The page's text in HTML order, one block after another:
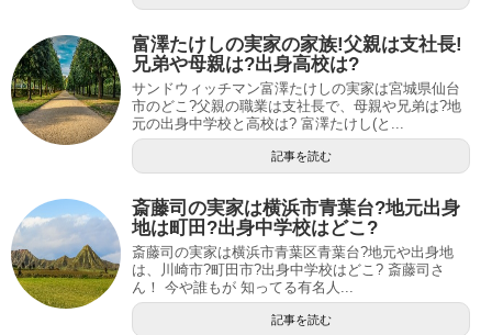
富澤たけしの実家の家族!父親は支社長!
兄弟や母親は?出身高校は?
サンドウィッチマン富澤たけしの実家は宮城県仙台
市のどこ?父親の職業は支社長で、母親や兄弟は?地
元の出身中学校と高校は? 富澤たけし(と...
記事を読む
斎藤司の実家は横浜市青葉台?地元出身
地は町田?出身中学校はどこ?
斎藤司の実家は横浜市青葉区青葉台?地元や出身地
は、川崎市?町田市?出身中学校はどこ? 斎藤司さ
ん！ 今や誰もが 知ってる有名人...
記事を読む